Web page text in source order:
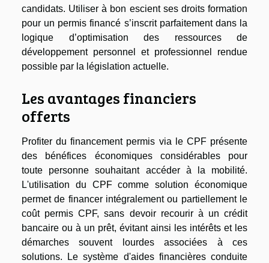
candidats. Utiliser à bon escient ses droits formation
pour un permis financé s’inscrit parfaitement dans la
logique d’optimisation des ressources de
développement personnel et professionnel rendue
possible par la législation actuelle.
Les avantages financiers
offerts
Profiter du financement permis via le CPF présente
des bénéfices économiques considérables pour
toute personne souhaitant accéder à la mobilité.
L'utilisation du CPF comme solution économique
permet de financer intégralement ou partiellement le
coût permis CPF, sans devoir recourir à un crédit
bancaire ou à un prêt, évitant ainsi les intérêts et les
démarches souvent lourdes associées à ces
solutions. Le système d'aides financières conduite